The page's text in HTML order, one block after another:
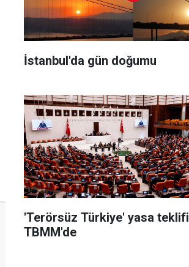
İstanbul'da gün doğumu
'Terörsüz Türkiye' yasa teklifi
TBMM'de